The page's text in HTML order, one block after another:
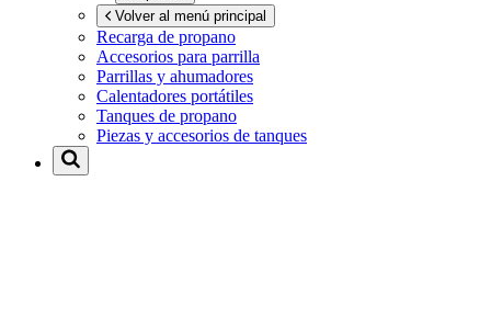
Volver al menú principal
Recarga de propano
Accesorios para parrilla
Parrillas y ahumadores
Calentadores portátiles
Tanques de propano
Piezas y accesorios de tanques